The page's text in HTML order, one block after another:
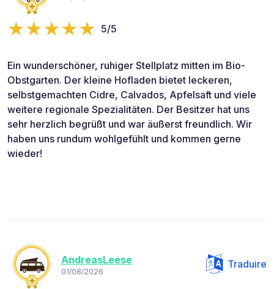
5/5
Ein wunderschöner, ruhiger Stellplatz mitten im Bio-
Obstgarten. Der kleine Hofladen bietet leckeren,
selbstgemachten Cidre, Calvados, Apfelsaft und viele
weitere regionale Spezialitäten. Der Besitzer hat uns
sehr herzlich begrüßt und war äußerst freundlich. Wir
haben uns rundum wohlgefühlt und kommen gerne
wieder!
AndreasLeese
01/08/2026
Traduire